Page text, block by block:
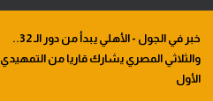
خبر في الجول - الأهلي يبدأ من دور الـ 32..
والثلاثي المصري يشارك قاريا من التمهيدي
الأول